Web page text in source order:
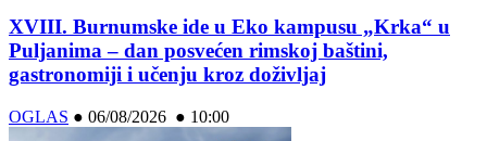
XVIII. Burnumske ide u Eko kampusu „Krka“ u
Puljanima – dan posvećen rimskoj baštini,
gastronomiji i učenju kroz doživljaj
OGLAS ● 06/08/2026 ● 10:00